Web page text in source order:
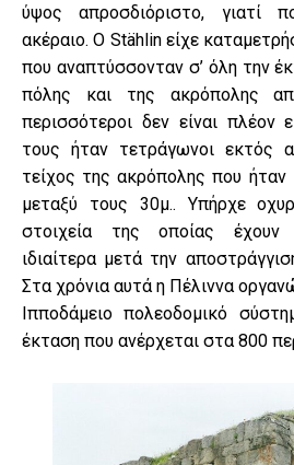
ύψος απροσδιόριστο, γιατί
ακέραιο. Ο Stählin είχε
που αναπτύσσονταν σ’ όλη την
πόλης και της ακρόπολης
περισσότεροι δεν είναι πλέον
τους ήταν τετράγωνοι εκτός
τείχος της ακρόπολης που ήταν
μεταξύ τους 30μ.. Υπήρχε
στοιχεία της οποίας έχουν
ιδιαίτερα μετά την
Στα χρόνια αυτά η Πέλιννα
Ιπποδάμειο πολεοδομικό
έκταση που ανέρχεται στα 800